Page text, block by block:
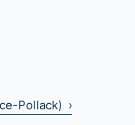
Pollack) ›